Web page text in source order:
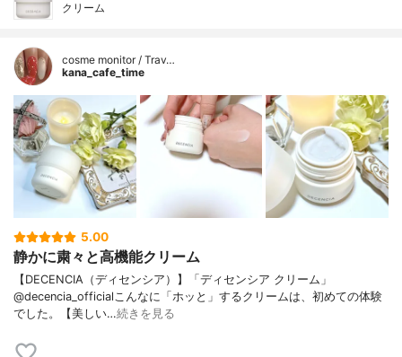
クリーム
cosme monitor / Trav…
kana_cafe_time
5.00
静かに粛々と高機能クリーム
【DECENCIA（ディセンシア）】「ディセンシア クリーム」
@decencia_officialこんなに「ホッと」するクリームは、初めての体験
でした。【美しい…続きを見る